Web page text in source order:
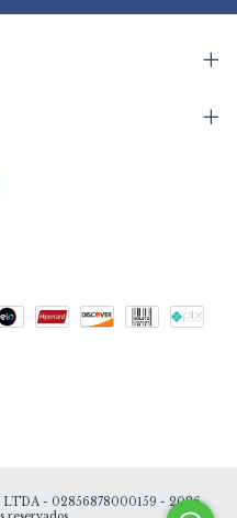
LTDA - 02856878000159 - 2026.